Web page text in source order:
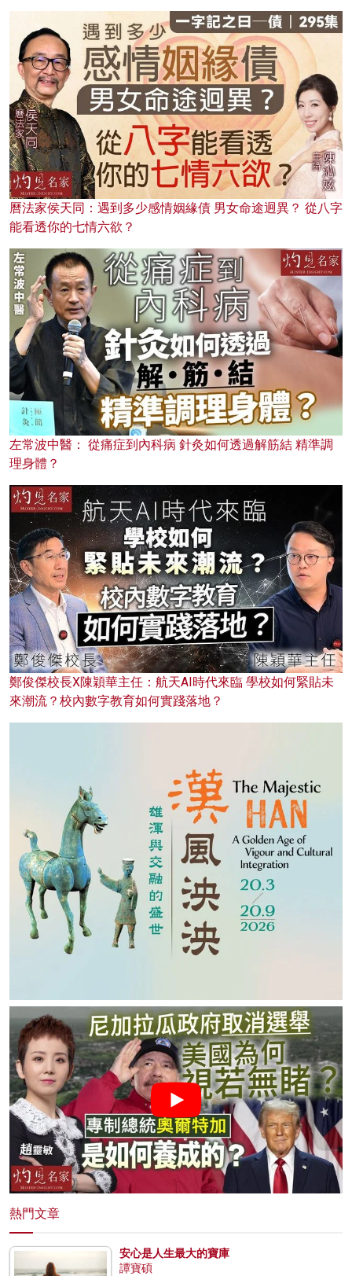
曆法家侯天同：遇到多少感情姻緣債 男女命途迥異？ 從八字
能看透你的七情六欲？
左常波中醫： 從痛症到內科病 針灸如何透過解筋結 精準調
理身體？
鄭俊傑校長X陳穎華主任：航天AI時代來臨 學校如何緊貼未
來潮流？校內數字教育如何實踐落地？
熱門文章
安心是人生最大的寶庫
譚寶碩